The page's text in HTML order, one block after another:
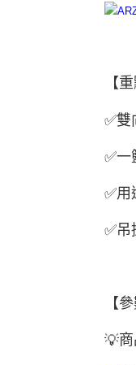
【
✅雙
✅一
✅用
✅吊
【
💡